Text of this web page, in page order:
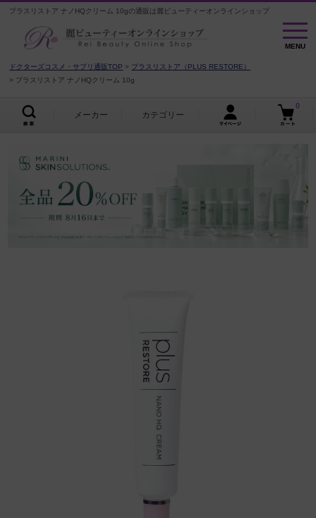
プラスリストア ナノHQクリーム 10gの通販は麗ビューティーオンラインショップ
MENU
MENU
ドクターズコスメ・サプリ通販TOP
プラスリストア（PLUS RESTORE）
プラスリストア ナノHQクリーム 10g
メーカー カテゴリー
0